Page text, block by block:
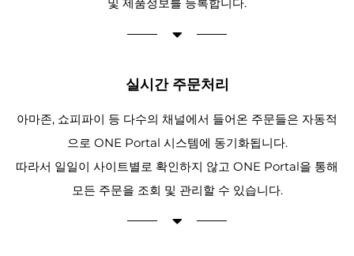
실시간 주문처리
아마존, 쇼피파이 등 다수의 채널에서 들어온 주문들은 자동적
으로 ONE Portal 시스템에 동기화됩니다.
따라서 일일이 사이트별로 확인하지 않고 ONE Portal을 통해
모든 주문을 조회 및 관리할 수 있습니다.